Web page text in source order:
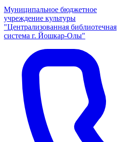
Муниципальное бюджетное
учреждение культуры
"Централизованная библиотечная
система г. Йошкар-Олы"